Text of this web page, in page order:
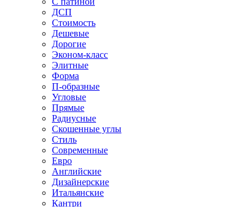
ДСП
Стоимость
Дешевые
Дорогие
Эконом-класс
Элитные
Форма
П-образные
Угловые
Прямые
Радиусные
Скошенные углы
Стиль
Современные
Евро
Английские
Дизайнерские
Итальянские
Кантри